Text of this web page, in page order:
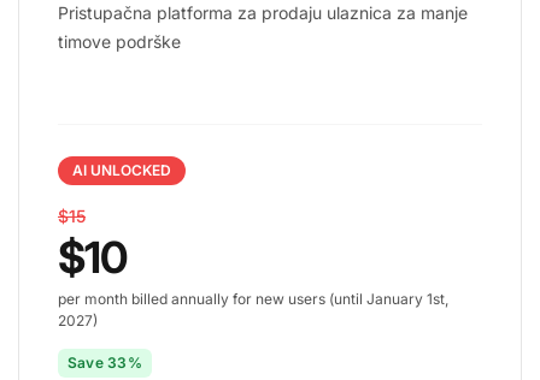
Pristupačna platforma za prodaju ulaznica za manje
timove podrške
AI UNLOCKED
$15
$10
per month billed annually for new users (until January 1st,
2027)
Save 33%